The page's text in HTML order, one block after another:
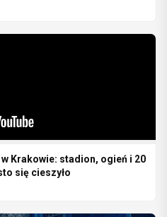
Krakowie: stadion, ogień i 20
się cieszyło